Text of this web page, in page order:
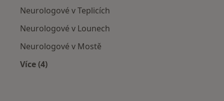
Neurologové v Teplicích
Neurologové v Lounech
Neurologové v Mostě
Více (4)